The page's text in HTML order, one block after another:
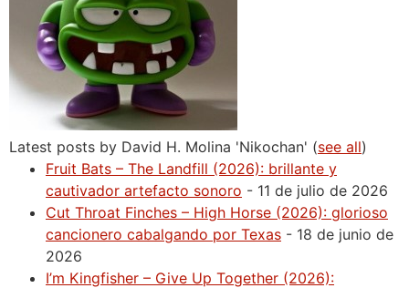
Latest posts by David H. Molina 'Nikochan' (see all)
Fruit Bats – The Landfill (2026): brillante y
cautivador artefacto sonoro - 11 de julio de 2026
Cut Throat Finches – High Horse (2026): glorioso
cancionero cabalgando por Texas - 18 de junio de
2026
I’m Kingfisher – Give Up Together (2026):